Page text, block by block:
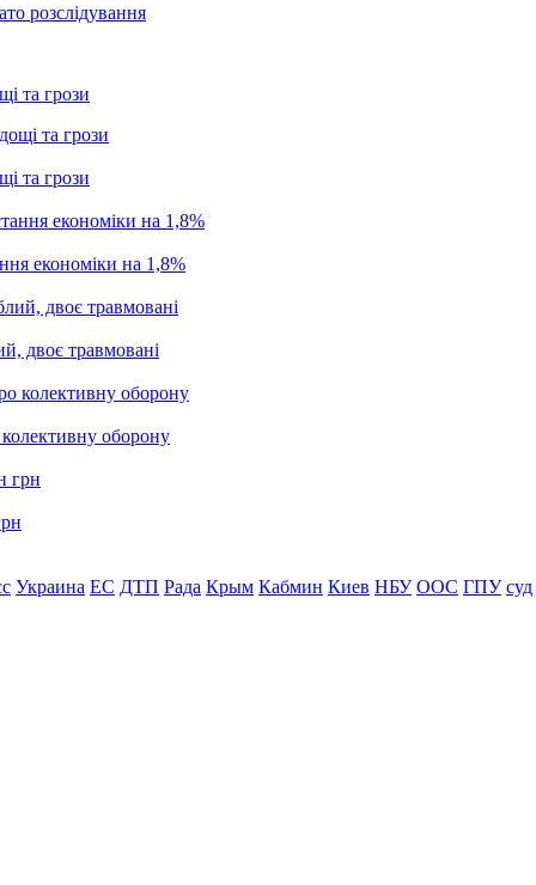
розслідування
та грози
та грози
економіки на 1,8%
двоє травмовані
оборону
Украина ЕС ДТП Рада Крым Кабмин Киев НБУ ООС ГПУ суд